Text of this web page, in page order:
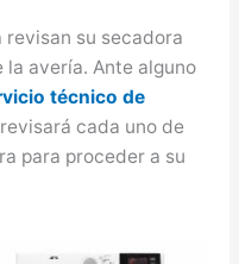
su secadora
la avería. Ante alguno
técnico de
cada uno de
para proceder a su